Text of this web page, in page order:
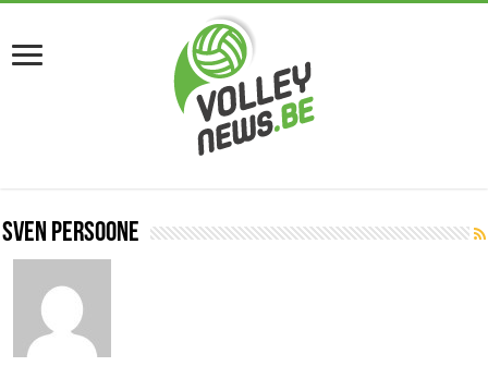
Sven Persoone